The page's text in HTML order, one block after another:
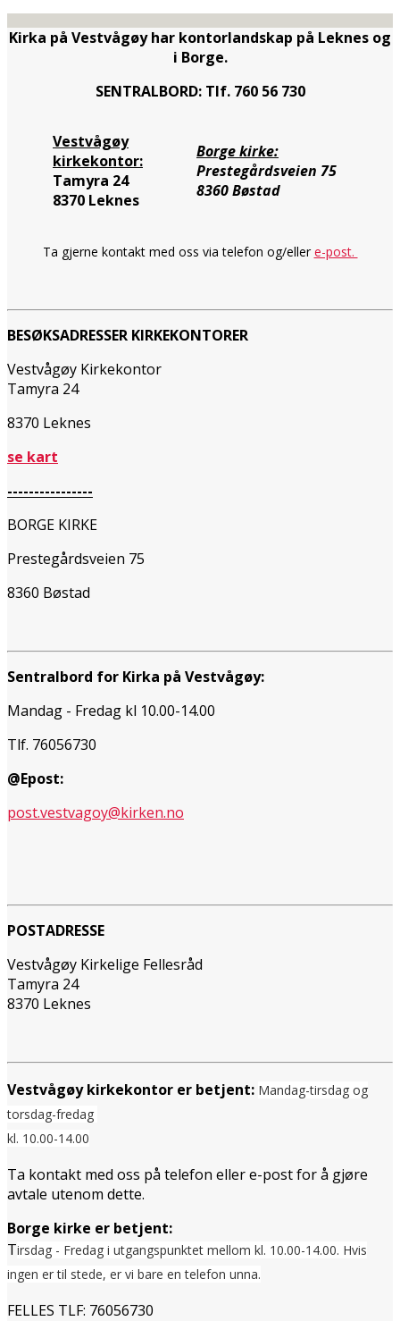
Kirka på Vestvågøy har kontorlandskap på Leknes og
i Borge.
SENTRALBORD: Tlf. 760 56 730
Vestvågøy
kirkekontor:
Tamyra 24
8370 Leknes
Borge kirke:
Prestegårdsveien 75
8360 Bøstad
Ta gjerne kontakt med oss via telefon og/ellere-post.
BESØKSADRESSER KIRKEKONTORER
Vestvågøy Kirkekontor
Tamyra 24
8370 Leknes
se kart
----------------
BORGE KIRKE
Prestegårdsveien 75
8360 Bøstad
Sentralbord for Kirka på Vestvågøy:
Mandag - Fredag kl 10.00-14.00
Tlf. 76056730
@Epost:
post.vestvagoy@kirken.no
POSTADRESSE
Vestvågøy Kirkelige Fellesråd
Tamyra 24
8370 Leknes
Vestvågøy kirkekontor er betjent: Mandag-tirsdag og
torsdag-fredag
kl. 10.00-14.00
Ta kontakt med oss på telefon eller e-post for å gjøre
avtale utenom dette.
Borge kirke er betjent:
Tirsdag - Fredag i utgangspunktet mellom kl. 10.00-14.00. Hvis
ingen er til stede, er vi bare en telefon unna.
FELLES TLF: 76056730